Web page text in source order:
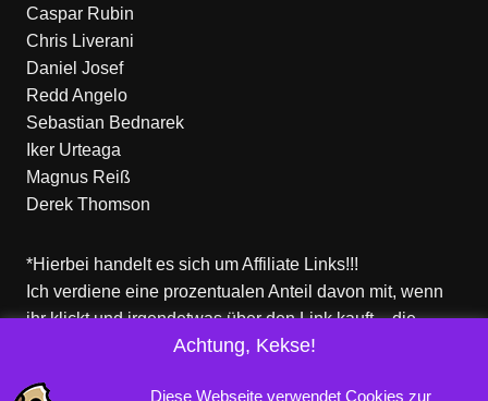
Caspar Rubin
Chris Liverani
Daniel Josef
Redd Angelo
Sebastian Bednarek
Iker Urteaga
Magnus Reiß
Derek Thomson
*Hierbei handelt es sich um Affiliate Links!!!
Ich verdiene eine prozentualen Anteil davon mit, wenn
ihr klickt und irgendetwas über den Link kauft – die
Produkte dort sind aber nicht von mir!
Achtung, Kekse!
Diese Webseite verwendet Cookies zur